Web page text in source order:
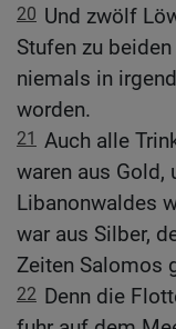
20 Und zwölf
Stufen zu
niemals in
worden.
21 Auch alle
waren aus Gold,
Libanonwaldes
war aus Silber,
Zeiten Salomos
22 Denn die